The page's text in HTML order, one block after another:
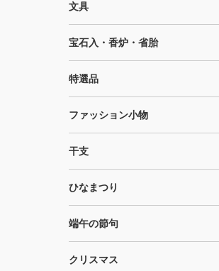
文具
宝石入・香炉・省胎
特選品
ファッション小物
干支
ひなまつり
端午の節句
クリスマス